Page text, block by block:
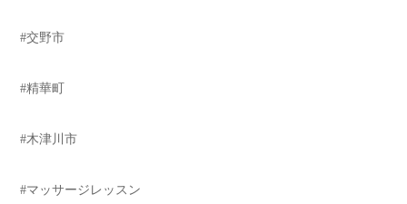
#交野市
#精華町
#木津川市
#マッサージレッスン